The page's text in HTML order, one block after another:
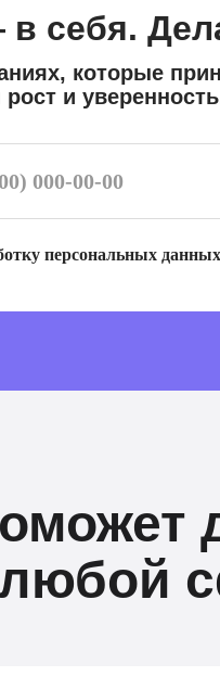
которые
и
себя.
персональных данных